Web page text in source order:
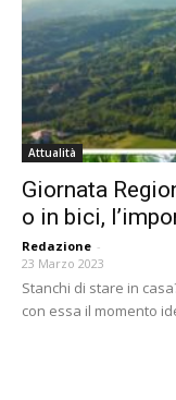
Attualità
Giornata
o in bici,
Redazione -
23 Marzo 2023
Stanchi di stare in
con essa il momento